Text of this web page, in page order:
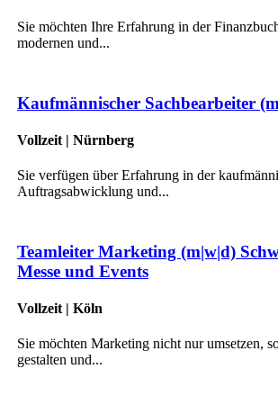
Sie möchten Ihre Erfahrung in der
modernen und...
Kaufmännischer Sachbearbeiter
Vollzeit | Nürnberg
Sie verfügen über Erfahrung in der
Auftragsabwicklung und...
Teamleiter Marketing (m|w|d)
Messe und Events
Vollzeit | Köln
Sie möchten Marketing nicht nur umsetzen,
gestalten und...